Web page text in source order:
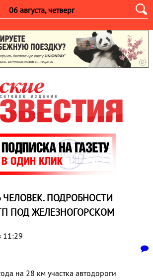
06 августа, четверг
ЧЕЛОВЕК. ПОДРОБНОСТИ
ПОД ЖЕЛЕЗНОГОРСКОМ
11:29
на 28 км участка автодороги